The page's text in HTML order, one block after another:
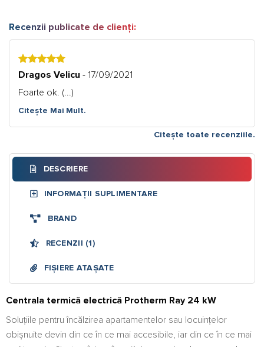
Recenzii publicate de clienți:
5
Dragos Velicu - 17/09/2021
Foarte ok. (...)
Citește Mai Mult.
Citește toate recenziile.
DESCRIERE
INFORMAȚII SUPLIMENTARE
BRAND
RECENZII (1)
FIȘIERE ATAȘATE
Centrala termică electrică Protherm Ray 24 kW
Soluțiile pentru încălzirea apartamentelor sau locuințelor
obișnuite devin din ce în ce mai accesibile, iar din ce în ce mai